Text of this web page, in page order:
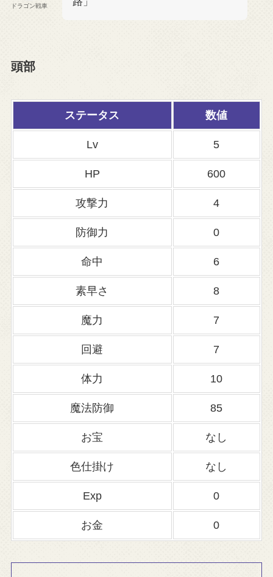
ドラゴン戦車
頭部
ステータス 数値
Lv 5
HP 600
攻撃力 4
防御力 0
命中 6
素早さ 8
魔力 7
回避 7
体力 10
魔法防御 85
お宝 なし
色仕掛け なし
Exp 0
お金 0